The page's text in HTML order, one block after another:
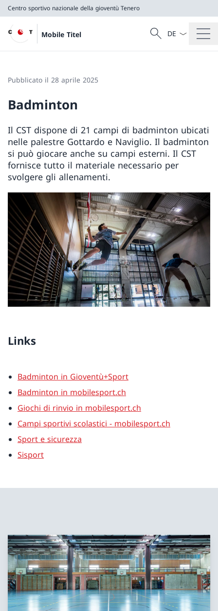
Centro sportivo nazionale della gioventù Tenero
Mobile Titel
Cercare
Ricerca
Dal menu a
Pubblicato il 28 aprile 2025
Badminton
Il CST dispone di 21 campi di badminton ubicati
nelle palestre Gottardo e Naviglio. Il badminton
si può giocare anche su campi esterni. Il CST
fornisce tutto il materiale necessario per
svolgere gli allenamenti.
Links
Badminton in Gioventù+Sport
Badminton in mobilesport.ch
Giochi di rinvio in mobilesport.ch
Campi sportivi scolastici - mobilesport.ch
Sport e sicurezza
Sisport